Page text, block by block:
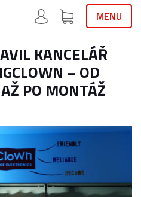
MENU
KANCELÁŘ
– OD
PO MONTÁŽ